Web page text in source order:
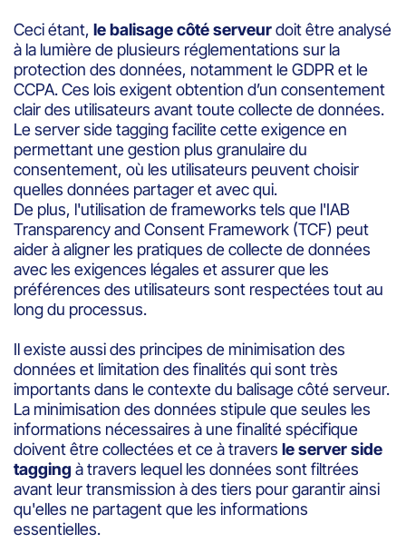
Ceci étant, le balisage côté serveurdoit être analysé
à la lumière de plusieurs réglementations sur la
protection des données, notamment le GDPR et le
CCPA. Ces lois exigent obtention d’un consentement
clair des utilisateurs avant toute collecte de données.
Le server side tagging facilite cette exigence en
permettant une gestion plus granulaire du
consentement, où les utilisateurs peuvent choisir
quelles données partager et avec qui.
De plus, l'utilisation de frameworks tels que l'IAB
Transparency and Consent Framework (TCF) peut
aider à aligner les pratiques de collecte de données
avec les exigences légales et assurer que les
préférences des utilisateurs sont respectées tout au
long du processus.
Il existe aussi des principes de minimisation des
données et limitation des finalités qui sont très
importants dans le contexte du balisage côté serveur.
La minimisation des données stipule que seules les
informations nécessaires à une finalité spécifique
doivent être collectées et ce à travers le server side
tagging à travers lequel les données sont filtrées
avant leur transmission à des tiers pour garantir ainsi
qu'elles ne partagent que les informations
essentielles.